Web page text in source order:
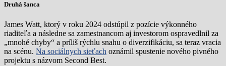
Druhá šanca
James Watt, ktorý v roku 2024 odstúpil z pozície výkonného
riaditeľa a následne sa zamestnancom aj investorom ospravedlnil za
„mnohé chyby“ a príliš rýchlu snahu o diverzifikáciu, sa teraz vracia
na scénu. Na sociálnych sieťach oznámil spustenie nového pivného
projektu s názvom Second Best.